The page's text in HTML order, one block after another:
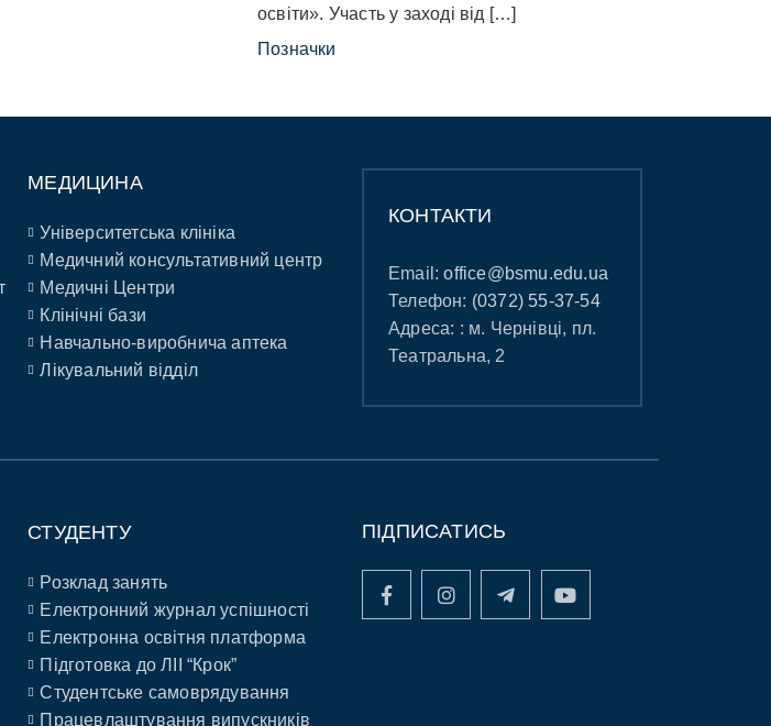
освіти». Участь у заході від […]
Позначки
МЕДИЦИНА
Університетська клініка
Медичний консультативний центр
Медичні Центри
Клінічні бази
Навчально-виробнича аптека
Лікувальний відділ
КОНТАКТИ
Email:office@bsmu.edu.ua
Телефон: (0372) 55-37-54
Адреса: : м. Чернівці, пл.
Театральна, 2
СТУДЕНТУ
Розклад занять
Електронний журнал успішності
Електронна освітня платформа
Підготовка до ЛІІ “Крок”
Студентське самоврядування
Працевлаштування випускників
ПІДПИСАТИСЬ